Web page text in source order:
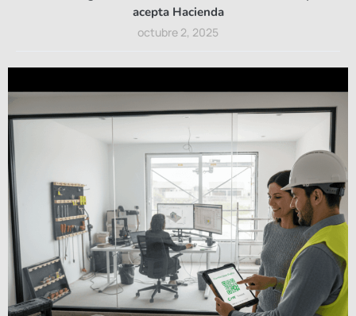
acepta Hacienda
octubre 2, 2025